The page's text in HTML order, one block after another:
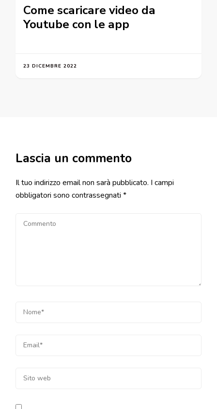
Come scaricare video da
Youtube con le app
23 DICEMBRE 2022
Lascia un commento
Il tuo indirizzo email non sarà pubblicato. I campi
obbligatori sono contrassegnati *